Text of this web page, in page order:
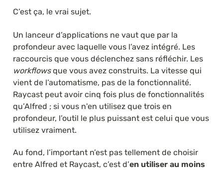
C’est ça, le vrai sujet.
Un lanceur d’applications ne vaut que par la
profondeur avec laquelle vous l’avez intégré. Les
workflows que vous avez construits. La vitesse qui
vient de l’automatisme, pas de la fonctionnalité.
Raycast peut avoir cinq fois plus de fonctionnalités
qu’Alfred ; si vous n'en utilisez que trois en
profondeur, l’outil le plus puissant est celui que vous
utilisez vraiment.
Au fond, l’important n’est pas tellement de choisir
entre Alfred et Raycast, c’est d’en utiliser au moins